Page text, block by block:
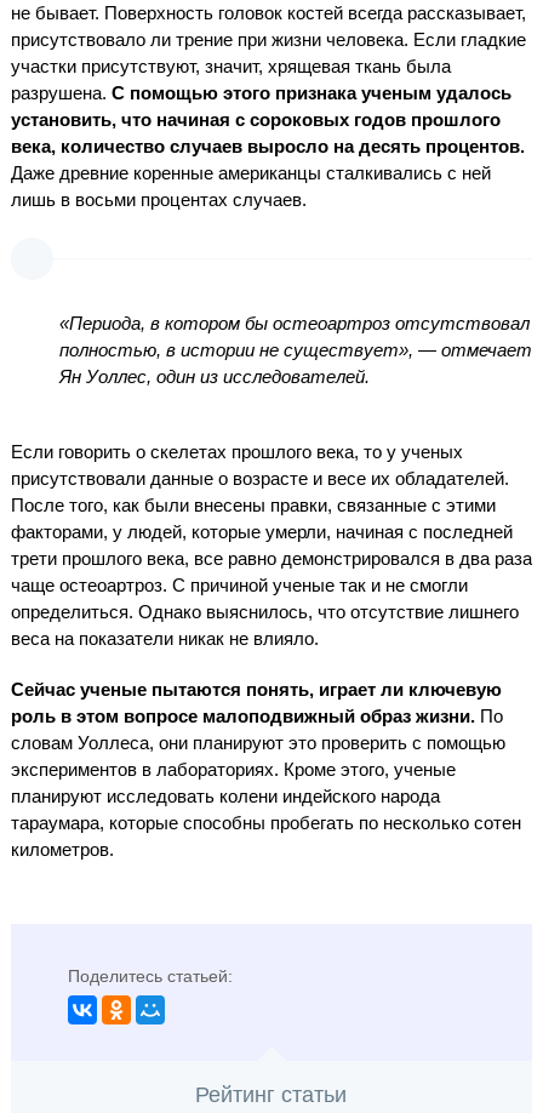
не бывает. Поверхность головок костей всегда рассказывает,
присутствовало ли трение при жизни человека. Если гладкие
участки присутствуют, значит, хрящевая ткань была
разрушена. С помощью этого признака ученым удалось
установить, что начиная с сороковых годов прошлого
века, количество случаев выросло на десять процентов.
Даже древние коренные американцы сталкивались с ней
лишь в восьми процентах случаев.
«Периода, в котором бы остеоартроз отсутствовал
полностью, в истории не существует», — отмечает
Ян Уоллес, один из исследователей.
Если говорить о скелетах прошлого века, то у ученых
присутствовали данные о возрасте и весе их обладателей.
После того, как были внесены правки, связанные с этими
факторами, у людей, которые умерли, начиная с последней
трети прошлого века, все равно демонстрировался в два раза
чаще остеоартроз. С причиной ученые так и не смогли
определиться. Однако выяснилось, что отсутствие лишнего
веса на показатели никак не влияло.
Сейчас ученые пытаются понять, играет ли ключевую
роль в этом вопросе малоподвижный образ жизни.По
словам Уоллеса, они планируют это проверить с помощью
экспериментов в лабораториях. Кроме этого, ученые
планируют исследовать колени индейского народа
тараумара, которые способны пробегать по несколько сотен
километров.
Поделитесь статьей:
Рейтинг статьи